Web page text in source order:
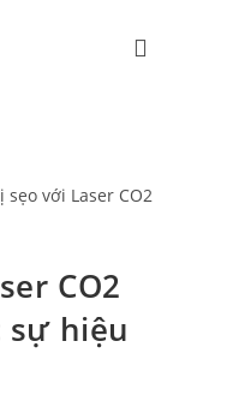
CO2
sự hiệu